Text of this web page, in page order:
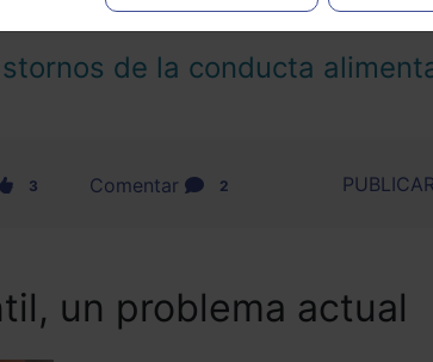
de la conducta
3 Comentar 2 PUBLICAR
un problema actual